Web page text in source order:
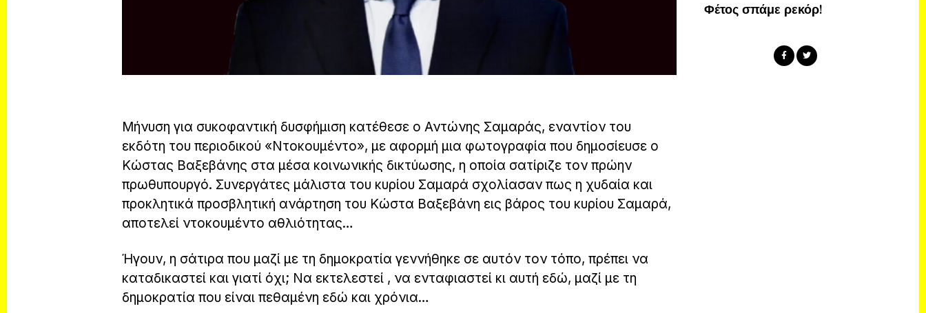
Μήνυση για συκοφαντική δυσφήμιση κατέθεσε ο Αντώνης Σαμαράς, εναντίον του
εκδότη του περιοδικού «Ντοκουμέντο», με αφορμή μια φωτογραφία που δημοσίευσε ο
Κώστας Βαξεβάνης στα μέσα κοινωνικής δικτύωσης, η οποία σατίριζε τον πρώην
πρωθυπουργό. Συνεργάτες μάλιστα του κυρίου Σαμαρά σχολίασαν πως η χυδαία και
προκλητικά προσβλητική ανάρτηση του Κώστα Βαξεβάνη εις βάρος του κυρίου Σαμαρά,
αποτελεί ντοκουμέντο αθλιότητας…
Ήγουν, η σάτιρα που μαζί με τη δημοκρατία γεννήθηκε σε αυτόν τον τόπο, πρέπει να
καταδικαστεί και γιατί όχι; Να εκτελεστεί , να ενταφιαστεί κι αυτή εδώ, μαζί με τη
δημοκρατία που είναι πεθαμένη εδώ και χρόνια…
Φέτος σπάμε ρεκόρ!